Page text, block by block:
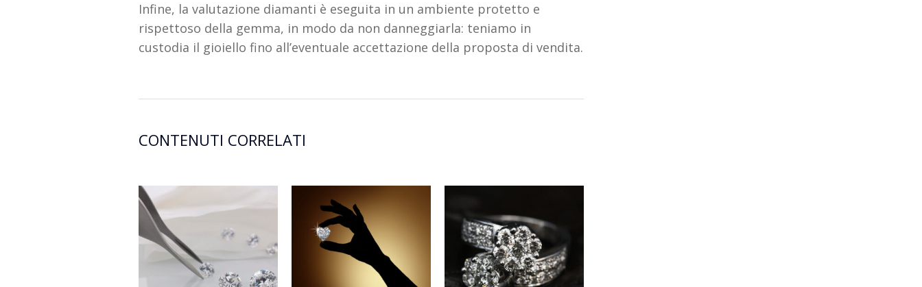
Infine, la valutazione diamanti è eseguita in un ambiente protetto e
rispettoso della gemma, in modo da non danneggiarla: teniamo in
custodia il gioiello fino all’eventuale accettazione della proposta di vendita.
CONTENUTI CORRELATI